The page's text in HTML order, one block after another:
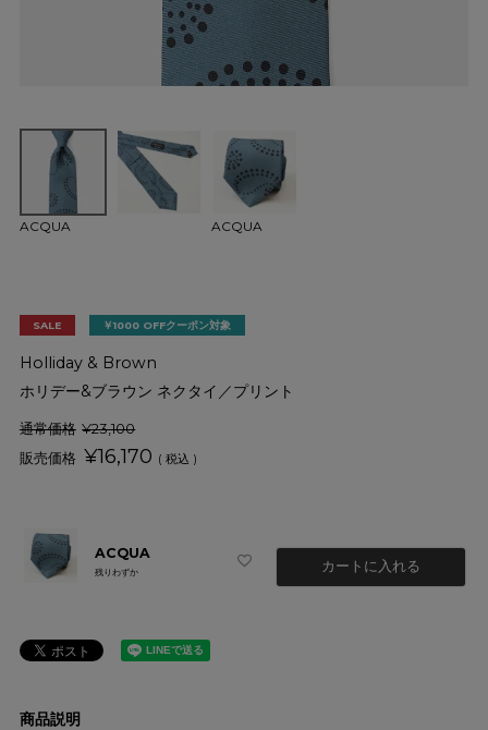
ACQUA ACQUA
SALE ￥1000 OFFクーポン対象
Holliday & Brown
ホリデー&ブラウン ネクタイ／プリント
通常価格 ¥23,100
¥16,170 税込
ACQUA
残りわずか カートに入れる
商品説明